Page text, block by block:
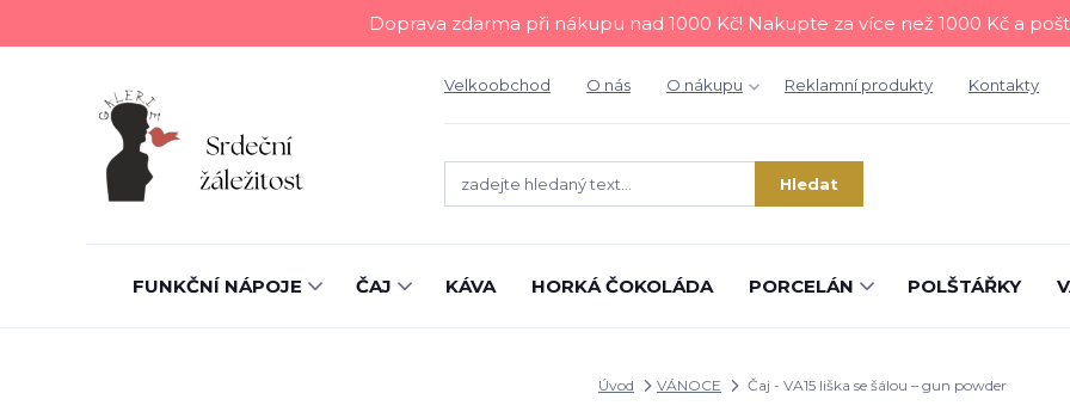
Doprava zdarma při nákupu nad 1000 Kč! Nakupte za více než 1000 Kč a
Velkoobchod O nás O nákupu Reklamní produkty Kontakty
Hledat
FUNKČNÍ NÁPOJE ČAJ KÁVA HORKÁ ČOKOLÁDA PORCELÁN POLŠTÁŘKY
Úvod VÁNOCE Čaj - VA15 liška se šálou – gun powder